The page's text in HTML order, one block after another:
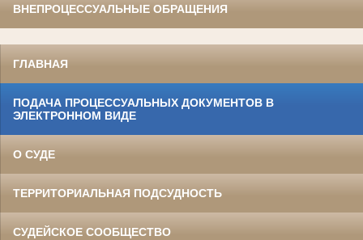
ВНЕПРОЦЕССУАЛЬНЫЕ ОБРАЩЕНИЯ
ГЛАВНАЯ
ПОДАЧА ПРОЦЕССУАЛЬНЫХ ДОКУМЕНТОВ В
ЭЛЕКТРОННОМ ВИДЕ
О СУДЕ
ТЕРРИТОРИАЛЬНАЯ ПОДСУДНОСТЬ
СУДЕЙСКОЕ СООБЩЕСТВО